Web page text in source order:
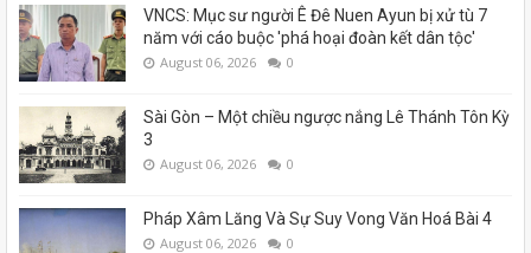
VNCS: Mục sư người Ê Đê Nuen Ayun bị xử tù 7
năm với cáo buộc 'phá hoại đoàn kết dân tộc'
August 06, 2026 0
Sài Gòn – Một chiều ngược nắng Lê Thánh Tôn Kỳ
3
August 06, 2026 0
Pháp Xâm Lăng Và Sự Suy Vong Văn Hoá Bài 4
August 06, 2026 0